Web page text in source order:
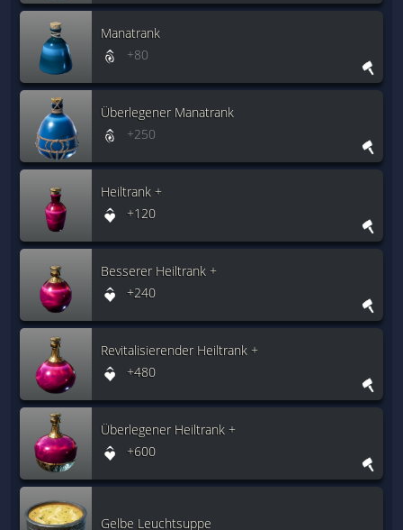
Manatrank
+80
Überlegener Manatrank
+250
Heiltrank +
+120
Besserer Heiltrank +
+240
Revitalisierender Heiltrank +
+480
Überlegener Heiltrank +
+600
Gelbe Leuchtsuppe